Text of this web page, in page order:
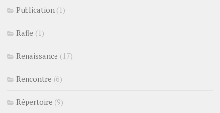
Publication (1)
Rafle (1)
Renaissance (17)
Rencontre (6)
Répertoire (9)